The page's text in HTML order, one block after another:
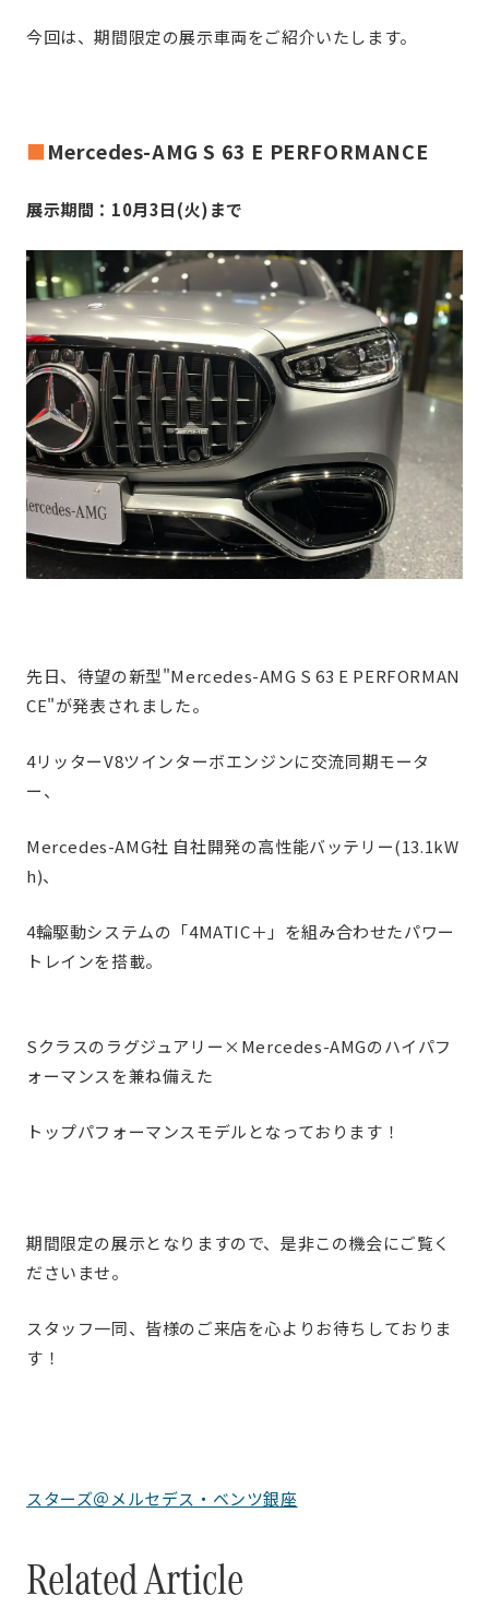
今回は、期間限定の展示車両をご紹介いたします。
■Mercedes-AMG S 63 E PERFORMANCE
展示期間：10月3日(火)まで
先日、待望の新型"Mercedes-AMG S 63 E PERFORMAN
CE"が発表されました。
4リッターV8ツインターボエンジンに交流同期モータ
ー、
Mercedes-AMG社 自社開発の高性能バッテリー(13.1kW
h)、
4輪駆動システムの「4MATIC＋」を組み合わせたパワー
トレインを搭載。
Sクラスのラグジュアリー×Mercedes-AMGのハイパフ
ォーマンスを兼ね備えた
トップパフォーマンスモデルとなっております！
期間限定の展示となりますので、是非この機会にご覧く
ださいませ。
スタッフ一同、皆様のご来店を心よりお待ちしておりま
す！
スターズ＠メルセデス・ベンツ銀座
Related Article